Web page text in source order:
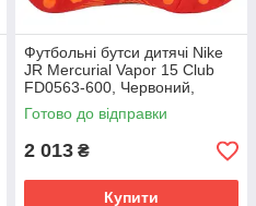
Футбольні бутси дитячі Nike
JR Mercurial Vapor 15 Club
FD0563-600, Червоний,
Розмір (EU) - 38
Готово до відправки
2 013 ₴
Купити